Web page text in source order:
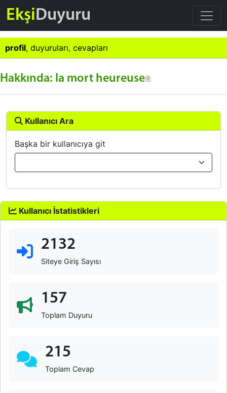
EkşiDuyuru
profil, duyuruları, cevapları
Hakkında: la mort heureuse
Kullanıcı Ara
Başka bir kullanıcıya git
Kullanıcı İstatistikleri
2132
Siteye Giriş Sayısı
157
Toplam Duyuru
215
Toplam Cevap